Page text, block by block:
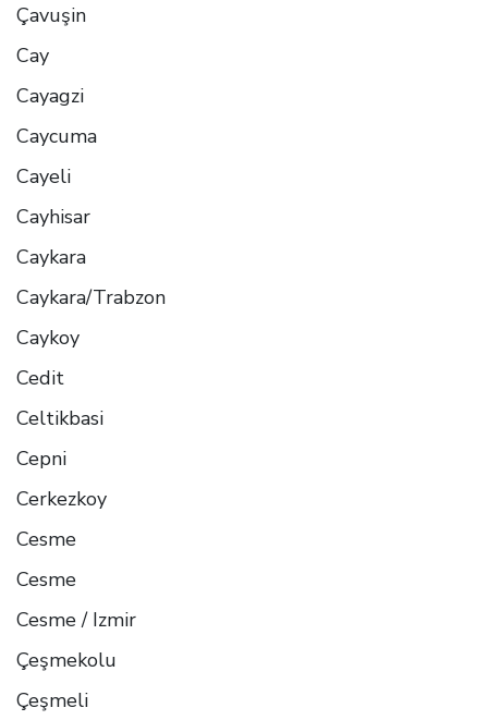
Çavuşin
Cay
Cayagzi
Caycuma
Cayeli
Cayhisar
Caykara
Caykara/Trabzon
Caykoy
Cedit
Celtikbasi
Cepni
Cerkezkoy
Cesme
Cesme
Cesme / Izmir
Çeşmekolu
Çeşmeli